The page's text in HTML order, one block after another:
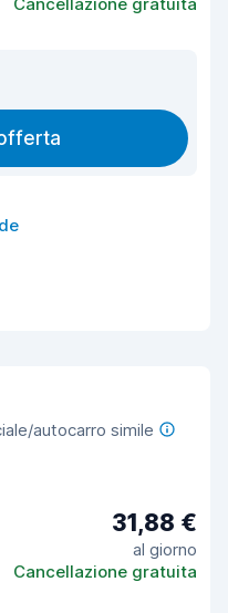
autocarro simile
31,88 €
al giorno
Cancellazione gratuita